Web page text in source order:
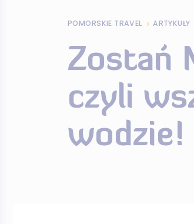
POMORSKIE TRAVEL ARTYKUŁY
Zostań
czyli
wodzie!